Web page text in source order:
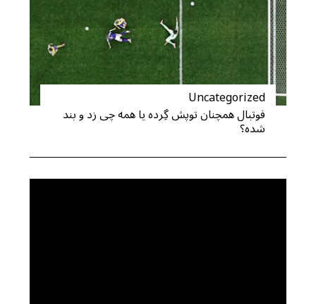
Uncategorized
فوتبال همچنان توپش گِرده یا همه چی زد و بند
شده؟